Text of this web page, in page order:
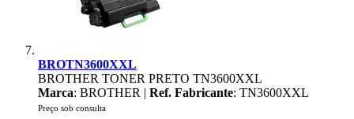
BROTN3600XXL
BROTHER TONER PRETO TN3600XXL
Marca: BROTHER | Ref. Fabricante: TN3600XXL
Preço sob consulta